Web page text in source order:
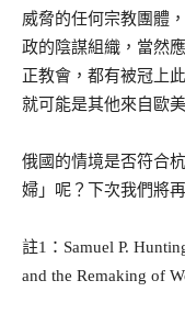
威脅的任何宗教團體
政的陰謀組織，當然
正教會，都有被冠上
就可能是其他來自歐
俄國的情境是否符合
婦」呢？下次我們將
註1：Samuel P.
and the Remaking of